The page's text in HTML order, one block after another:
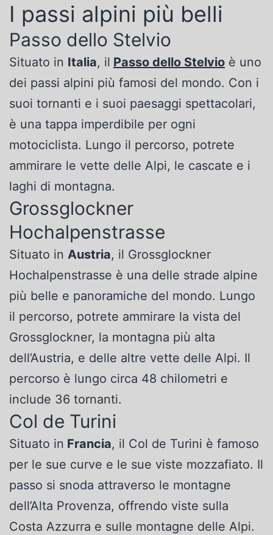
I passi alpini più belli
Passo dello Stelvio
Situato in Italia, il Passo dello Stelvio è uno
dei passi alpini più famosi del mondo. Con i
suoi tornanti e i suoi paesaggi spettacolari,
è una tappa imperdibile per ogni
motociclista. Lungo il percorso, potrete
ammirare le vette delle Alpi, le cascate e i
laghi di montagna.
Grossglockner
Hochalpenstrasse
Situato in Austria, il Grossglockner
Hochalpenstrasse è una delle strade alpine
più belle e panoramiche del mondo. Lungo
il percorso, potrete ammirare la vista del
Grossglockner, la montagna più alta
dell’Austria, e delle altre vette delle Alpi. Il
percorso è lungo circa 48 chilometri e
include 36 tornanti.
Col de Turini
Situato in Francia, il Col de Turini è famoso
per le sue curve e le sue viste mozzafiato. Il
passo si snoda attraverso le montagne
dell’Alta Provenza, offrendo viste sulla
Costa Azzurra e sulle montagne delle Alpi.